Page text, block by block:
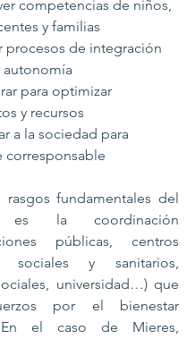
competencias de niños,
y familias
procesos de integración
autonomía
para optimizar
y recursos
a la sociedad para
corresponsable
fundamentales del
es la coordinación
públicas, centros
sociales y sanitarios,
universidad…) que
por el bienestar
En el caso de Mieres,